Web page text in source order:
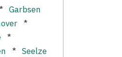
Garbsen
*
*
* Seelze